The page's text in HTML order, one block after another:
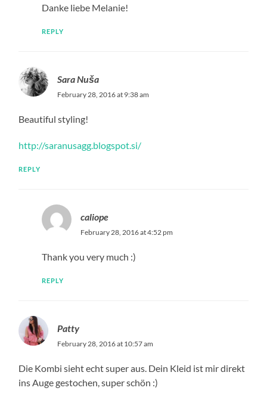
Danke liebe Melanie!
REPLY
Sara Nuša
February 28, 2016 at 9:38 am
Beautiful styling!
http://saranusagg.blogspot.si/
REPLY
caliope
February 28, 2016 at 4:52 pm
Thank you very much :)
REPLY
Patty
February 28, 2016 at 10:57 am
Die Kombi sieht echt super aus. Dein Kleid ist mir direkt
ins Auge gestochen, super schön :)